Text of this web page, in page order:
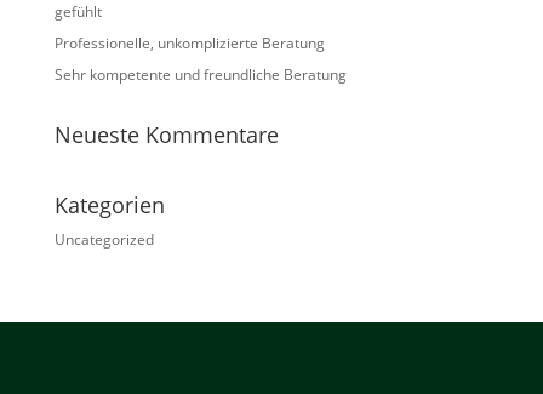
gefühlt
Professionelle, unkomplizierte Beratung
Sehr kompetente und freundliche Beratung
Neueste Kommentare
Kategorien
Uncategorized